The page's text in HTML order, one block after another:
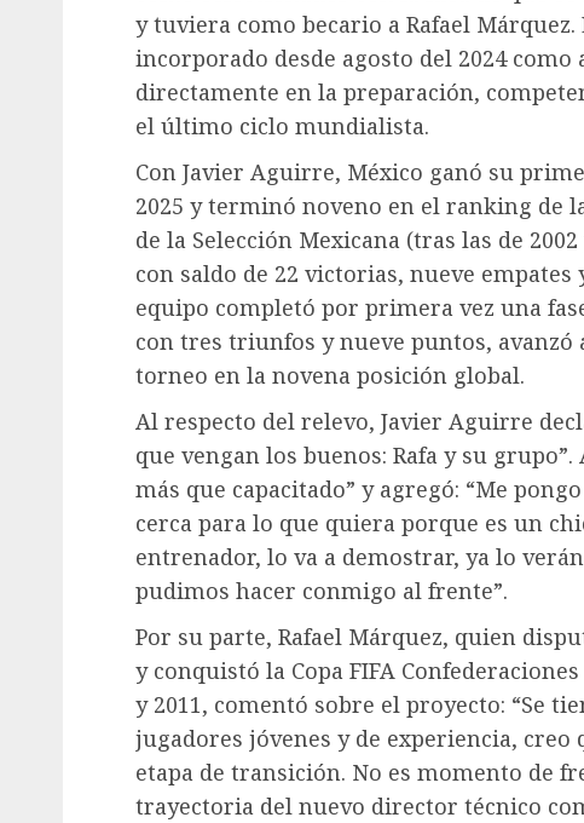
y tuviera como becario a Rafael Márquez.
incorporado desde agosto del 2024
directamente en la preparación,
el último ciclo mundialista.
Con Javier Aguirre, México ganó su
2025 y terminó noveno en el ranking de
de la Selección Mexicana (tras las de
con saldo de 22 victorias, nueve
equipo completó por primera vez una
con tres triunfos y nueve puntos,
torneo en la novena posición global.
Al respecto del relevo, Javier Aguirre
que vengan los buenos: Rafa y su
más que capacitado” y agregó: “Me
cerca para lo que quiera porque es un
entrenador, lo va a demostrar, ya lo
pudimos hacer conmigo al frente”.
Por su parte, Rafael Márquez, quien
y conquistó la Copa FIFA
y 2011, comentó sobre el proyecto: “Se
jugadores jóvenes y de experiencia,
etapa de transición. No es momento de
trayectoria del nuevo director técnico